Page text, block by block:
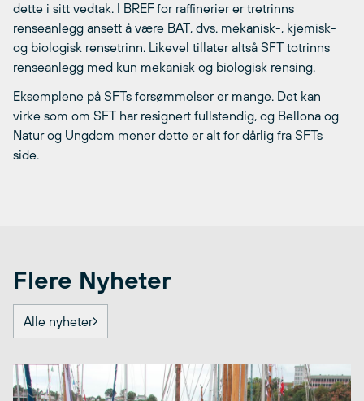
dette i sitt vedtak. I BREF for raffinerier er tretrinns
renseanlegg ansett å være BAT, dvs. mekanisk-, kjemisk-
og biologisk rensetrinn. Likevel tillater altså SFT totrinns
renseanlegg med kun mekanisk og biologisk rensing.
Eksemplene på SFTs forsømmelser er mange. Det kan
virke som om SFT har resignert fullstendig, og Bellona og
Natur og Ungdom mener dette er alt for dårlig fra SFTs
side.
Flere Nyheter
Alle nyheter